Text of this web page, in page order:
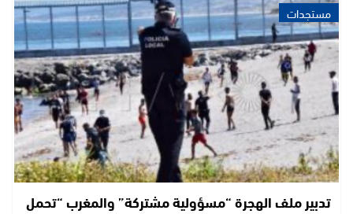
مستجدات
تدبير ملف الهجرة “مسؤولية مشتركة” والمغرب “تحمل